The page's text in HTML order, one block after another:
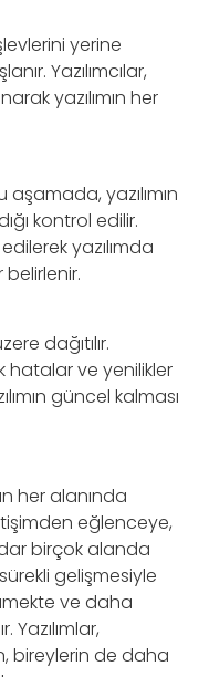
yerine
Yazılımcılar,
yazılımın her
aşamada, yazılımın
kontrol edilir.
yazılımda
belirlenir.
dağıtılır.
hatalar ve yenilikler
güncel kalması
her alanında
eğlenceye,
birçok alanda
sürekli gelişmesiyle
ve daha
Yazılımlar,
bireylerin de daha